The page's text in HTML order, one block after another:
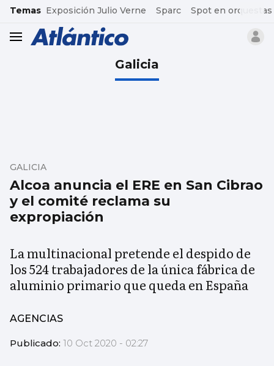
common.go-to-content
Temas Exposición Julio Verne Sparc Spot en orquestas
header.menu.open
Galicia
Alcoa anuncia el ERE en San Cibrao
y el comité reclama su
expropiación
GALICIA
La multinacional pretende el despido de
los 524 trabajadores de la única fábrica de
aluminio primario que queda en España
AGENCIAS
Publicado: 10 Oct 2020 - 02:27